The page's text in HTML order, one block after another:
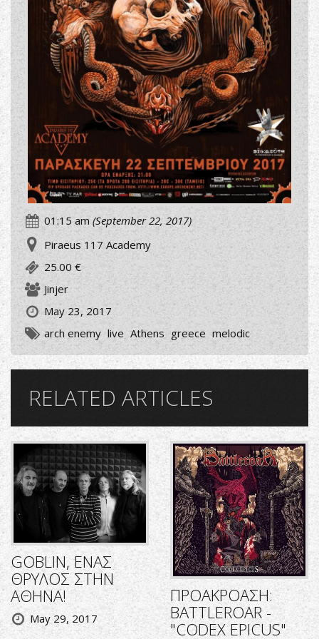
01:15 am (September 22, 2017)
Piraeus 117 Academy
25.00 €
Jinjer
May 23, 2017
arch enemy live Athens greece melodic
RELATED ARTICLES
GOBLIN, ΕΝΑΣ
ΘΡΥΛΟΣ ΣΤΗΝ
ΑΘΗΝΑ!
May 29, 2017
ΠΡΟΑΚΡΟΑΣΗ:
BATTLEROAR -
"CODEX EPICUS"